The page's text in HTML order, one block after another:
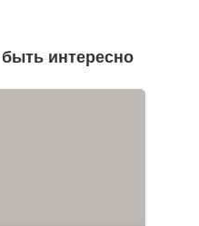
интересно